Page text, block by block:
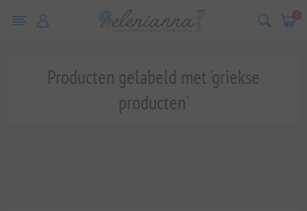
0
Producten gelabeld met 'griekse
producten'